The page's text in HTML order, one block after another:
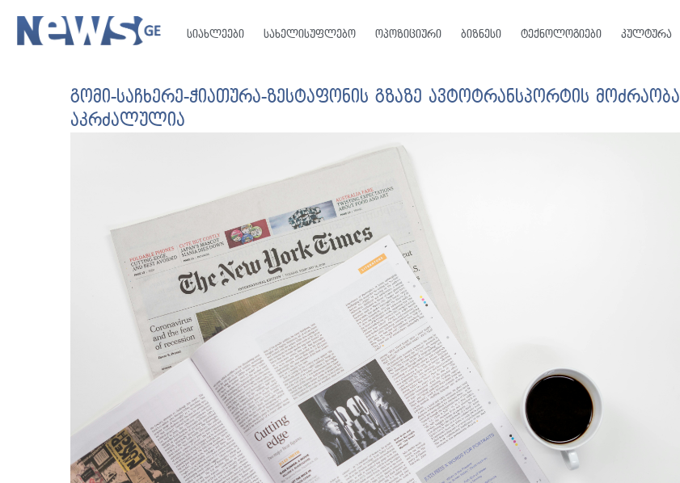
სიახლეები სახელისუფლებო ოპოზიციური ბიზნესი ტექნოლოგიები კულტურა
გომი-საჩხერე-ჭიათურა-ზესტაფონის გზაზე ავტოტრანსპორტის მოძრაობა
აკრძალულია